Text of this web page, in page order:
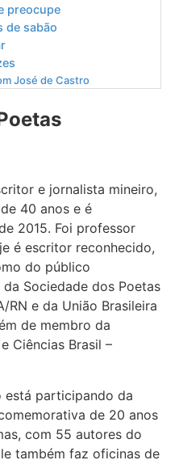
preocupe
de sabão
José de Castro
e jornalista mineiro,
40 anos e é
2015. Foi professor
é escritor reconhecido,
do público
Sociedade dos Poetas
RN e da União Brasileira
de membro da
Ciências Brasil –
está participando da
de 20 anos
com 55 autores do
também faz oficinas de